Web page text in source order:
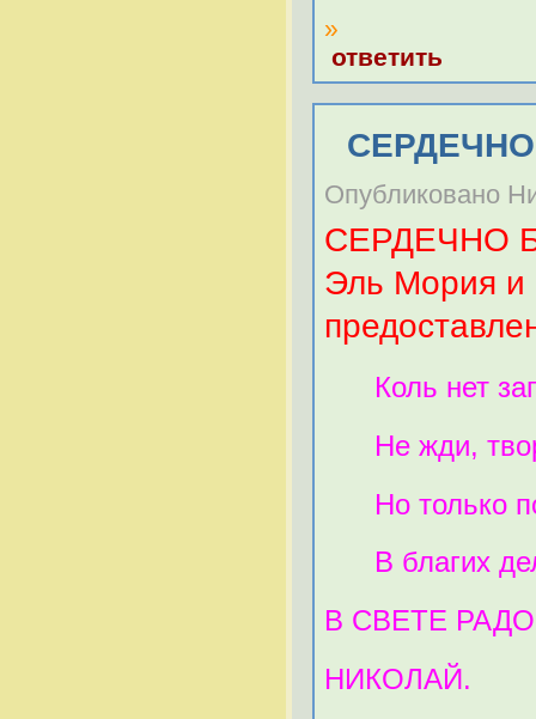
»
ответить
Опубликовано
СЕРДЕЧНО
Эль Мория и
Коль нет
Не жди,
Но только
В благих
В СВЕТЕ
НИКОЛАЙ.